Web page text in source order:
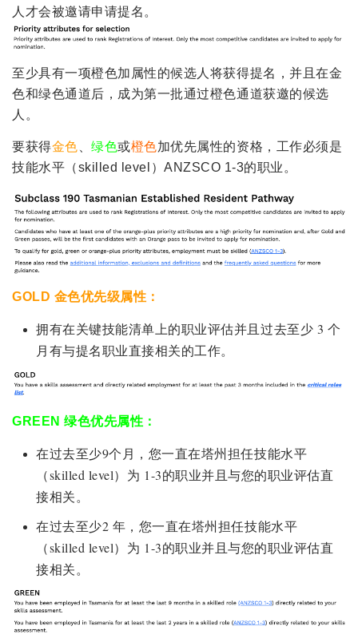
人才会被邀请申请提名。
至少具有一项橙色加属性的候选人将获得提名，并且在金
色和绿色通道后，成为第一批通过橙色通道获邀的候选
人。
要获得金色、绿色或橙色加优先属性的资格，工作必须是
技能水平（skilled level）ANZSCO 1-3的职业。
GOLD 金色优先级属性：
拥有在关键技能清单上的职业评估并且过去至少 3 个
月有与提名职业直接相关的工作。
GREEN 绿色优先属性：
在过去至少9个月，您一直在塔州担任技能水平
（skilled level）为 1-3的职业并且与您的职业评估直
接相关。
在过去至少2 年，您一直在塔州担任技能水平
（skilled level）为 1-3的职业并且与您的职业评估直
接相关。